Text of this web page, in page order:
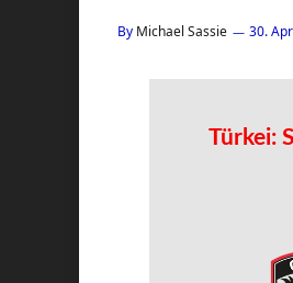
By Michael Sassie 30.
Türkei: